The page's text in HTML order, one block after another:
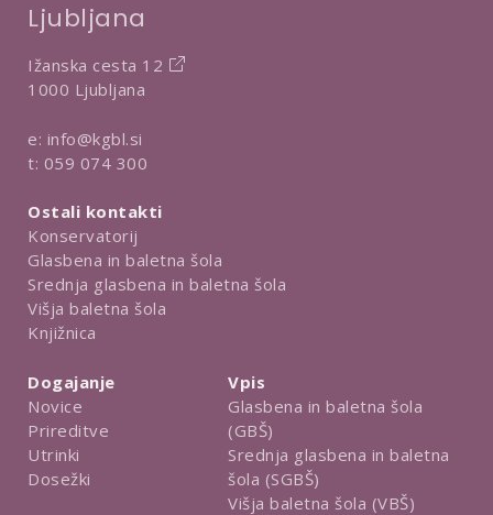
Ljubljana
Ižanska cesta 12
1000 Ljubljana
e: info@kgbl.si
t: 059 074 300
Ostali kontakti
Konservatorij
Glasbena in baletna šola
Srednja glasbena in baletna šola
Višja baletna šola
Knjižnica
Dogajanje
Novice
Prireditve
Utrinki
Dosežki
Vpis
Glasbena in baletna šola
(GBŠ)
Srednja glasbena in baletna
šola (SGBŠ)
Višja baletna šola (VBŠ)